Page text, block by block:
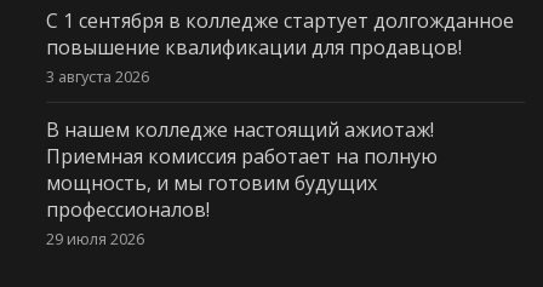
С 1 сентября в колледже стартует долгожданное
повышение квалификации для продавцов!
3 августа 2026
В нашем колледже настоящий ажиотаж!
Приемная комиссия работает на полную
мощность, и мы готовим будущих
профессионалов!
29 июля 2026